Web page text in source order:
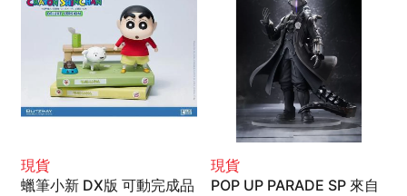
現貨
蠟筆小新 DX版 可動完成品
現貨
POP UP PARADE SP 來自